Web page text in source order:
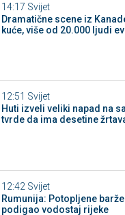
14:17 Svijet
Dramatične scene iz
kuće, više od 20.000 ljudi
12:51 Svijet
Huti izveli veliki napad na
tvrde da ima desetine
12:42 Svijet
Rumunija: Potopljene
podigao vodostaj rijeke